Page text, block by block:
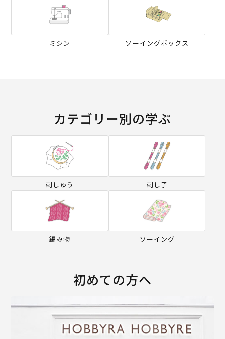
ミシン ソーイングボックス
カテゴリー別の学ぶ
刺しゅう 刺し子
編み物 ソーイング
初めての方へ